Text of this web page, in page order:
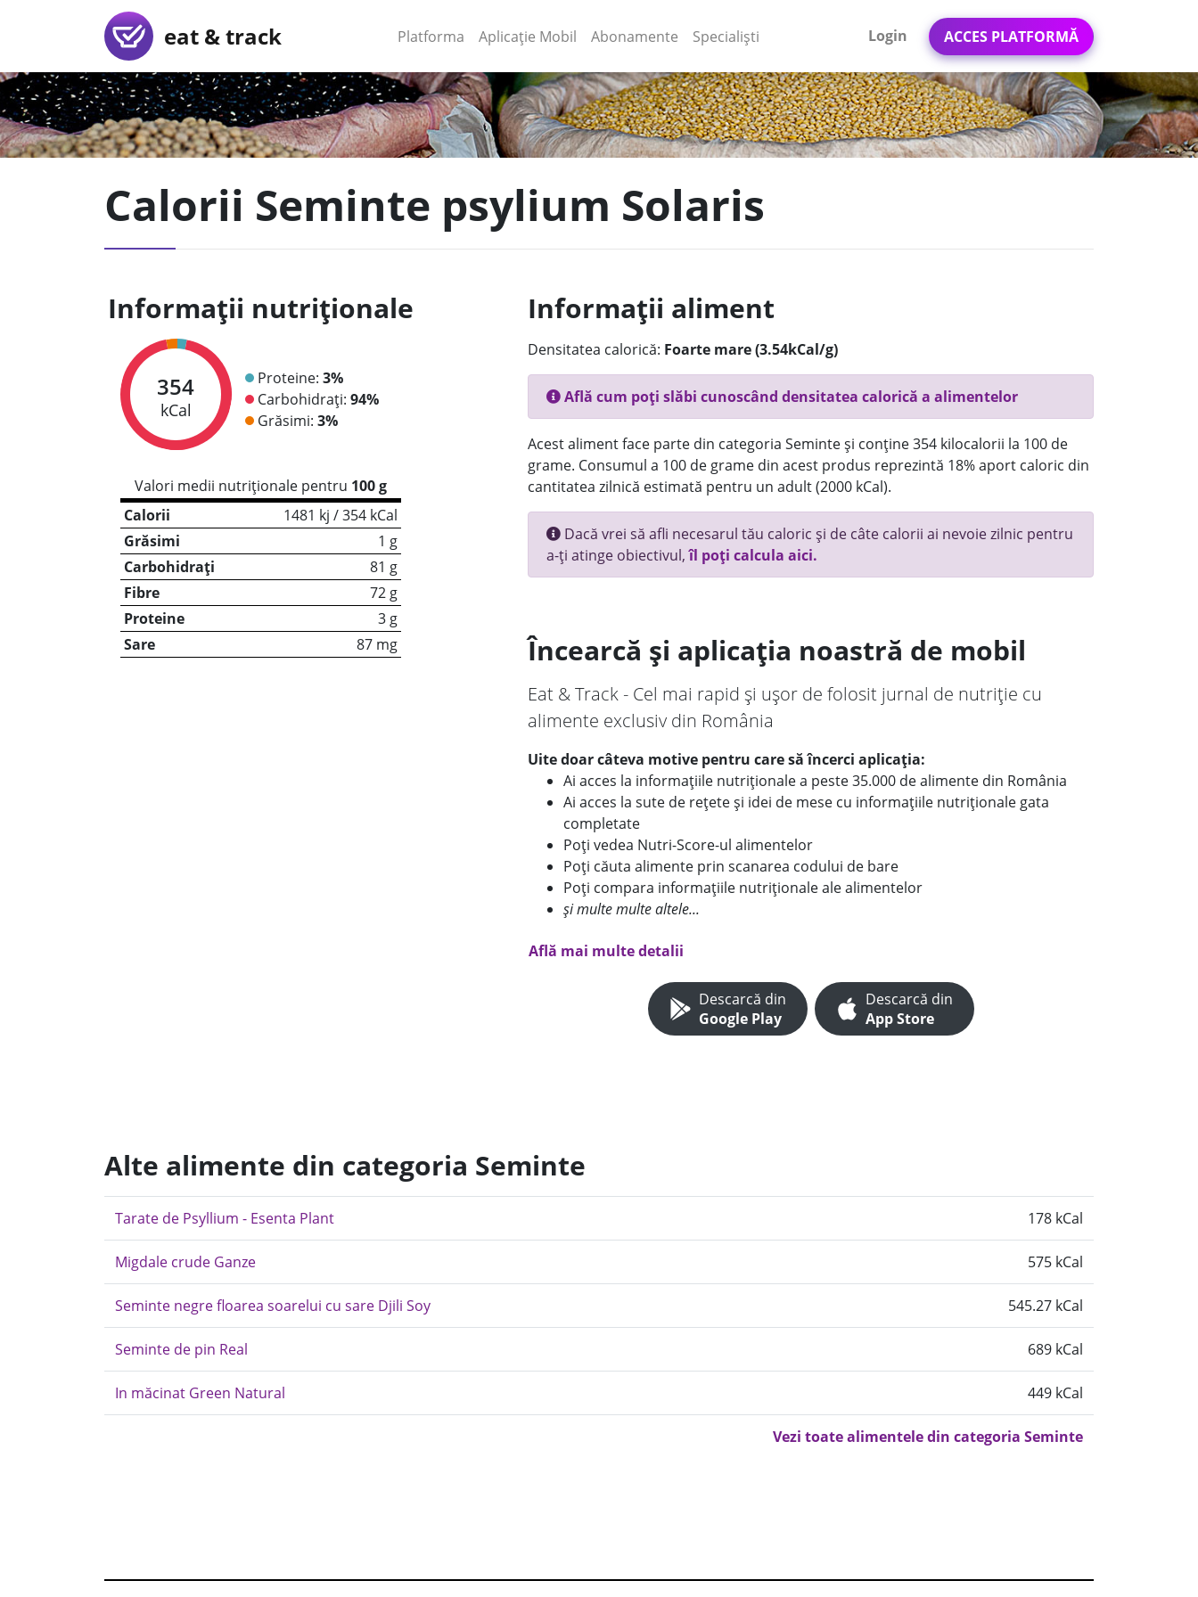
eat & track Platforma (current)
Aplicație Mobil (current)
Abonamente Specialiști Login ACCES PLATFORMĂ
Calorii Seminte psylium Solaris
Informații nutriționale
354
kCal
Proteine: 3%
Carbohidrați: 94%
Grăsimi: 3%
Valori medii nutriționale pentru 100 g
Calorii
1481 kj / 354 kCal
Grăsimi
1 g
Carbohidrați
81 g
Fibre
72 g
Proteine
3 g
Sare
87 mg
Informații aliment
Densitatea calorică: Foarte mare (3.54kCal/g)
Află cum poți slăbi cunoscând densitatea calorică a alimentelor
Acest aliment face parte din categoria Seminte și conține 354 kilocalorii la 100 de
grame. Consumul a 100 de grame din acest produs reprezintă 18% aport caloric din
cantitatea zilnică estimată pentru un adult (2000 kCal).
Dacă vrei să afli necesarul tău caloric și de câte calorii ai nevoie zilnic pentru
a-ți atinge obiectivul,îl poți calcula aici.
Încearcă și aplicația noastră de mobil
Eat & Track - Cel mai rapid și ușor de folosit jurnal de nutriție cu
alimente exclusiv din România
Uite doar câteva motive pentru care să încerci aplicația:
Ai acces la informațiile nutriționale a peste 35.000 de alimente din România
Ai acces la sute de rețete și idei de mese cu informațiile nutriționale gata
completate
Poți vedea Nutri-Score-ul alimentelor
Poți căuta alimente prin scanarea codului de bare
Poți compara informațiile nutriționale ale alimentelor
și multe multe altele...
Află mai multe detalii
Descarcă din
Google Play
Descarcă din
App Store
Alte alimente din categoria Seminte
Tarate de Psyllium - Esenta Plant 178 kCal
Migdale crude Ganze 575 kCal
Seminte negre floarea soarelui cu sare Djili Soy 545.27 kCal
Seminte de pin Real 689 kCal
In măcinat Green Natural 449 kCal
Vezi toate alimentele din categoria Seminte